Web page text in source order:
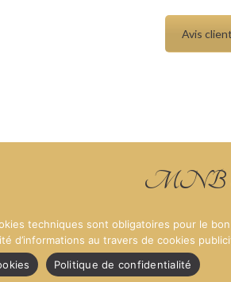
Avis
MNB
de MNB Secrétariat Politique de Confidentialité de MNB
techniques sont obligatoires pour le
d’informations au travers de cookies
Politique de confidentialité